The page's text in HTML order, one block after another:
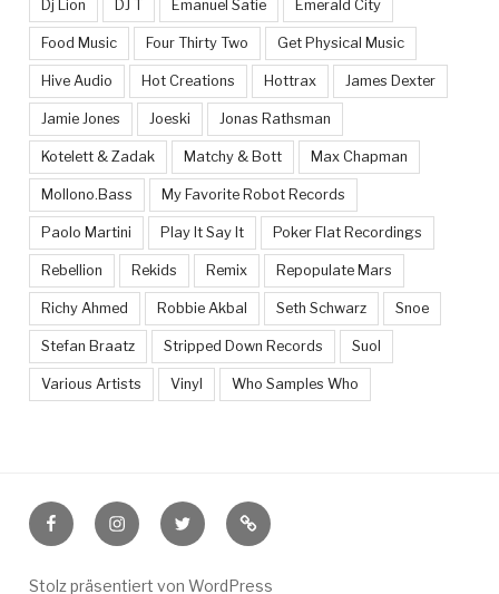
Dj Lion DJ T Emanuel Satie Emerald City
Food Music Four Thirty Two Get Physical Music
Hive Audio Hot Creations Hottrax James Dexter
Jamie Jones Joeski Jonas Rathsman
Kotelett & Zadak Matchy & Bott Max Chapman
Mollono.Bass My Favorite Robot Records
Paolo Martini Play It Say It Poker Flat Recordings
Rebellion Rekids Remix Repopulate Mars
Richy Ahmed Robbie Akbal Seth Schwarz Snoe
Stefan Braatz Stripped Down Records Suol
Various Artists Vinyl Who Samples Who
FacebookInstagramTwitter Feed
Stolz präsentiert von WordPress